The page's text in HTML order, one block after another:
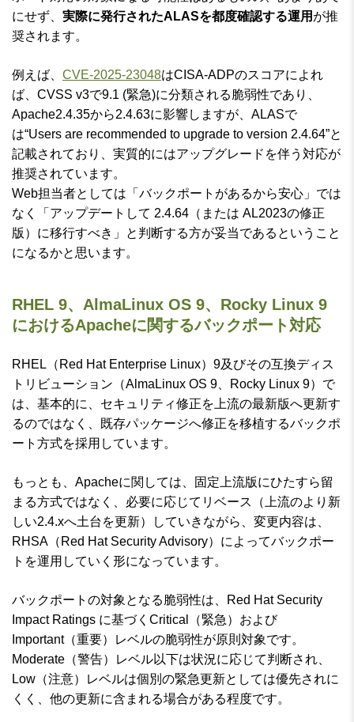
にせず、 実際に発行されたALASを都度確認する運用 が推
奨されます。
例えば、 CVE-2025-23048はCISA-ADPのスコアによれ
ば、CVSS v3で9.1 (緊急)に分類される脆弱性であり、
Apache2.4.35から2.4.63に影響しますが、ALASで
は“Users are recommended to upgrade to version 2.4.64”と
記載されており、実質的にはアップグレードを伴う対応が
推奨されています。
Web担当者としては「バックポートがあるから安心」では
なく「アップデートして 2.4.64（または AL2023の修正
版）に移行すべき」と判断する方が妥当であるということ
になるかと思います。
RHEL 9、AlmaLinux OS 9、Rocky Linux 9
におけるApacheに関するバックポート対応
RHEL（Red Hat Enterprise Linux）9及びその互換ディス
トリビューション（AlmaLinux OS 9、Rocky Linux 9）で
は、基本的に、セキュリティ修正を上流の最新版へ更新す
るのではなく、既存パッケージへ修正を移植するバックポ
ート方式を採用しています。
もっとも、Apacheに関しては、固定上流版にひたすら留
まる方式ではなく、必要に応じてリベース（上流のより新
しい2.4.xへ土台を更新）していきながら、変更内容は、
RHSA（Red Hat Security Advisory）によってバックポー
トを運用していく形になっています。
バックポートの対象となる脆弱性は、Red Hat Security
Impact Ratings に基づくCritical（緊急）および
Important（重要）レベルの脆弱性が原則対象です。
Moderate（警告）レベル以下は状況に応じて判断され、
Low（注意）レベルは個別の緊急更新としては優先されに
くく、他の更新に含まれる場合がある程度です。